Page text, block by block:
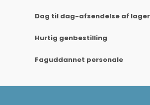
Dag til dag-afsendelse af
Hurtig genbestilling
Faguddannet personale